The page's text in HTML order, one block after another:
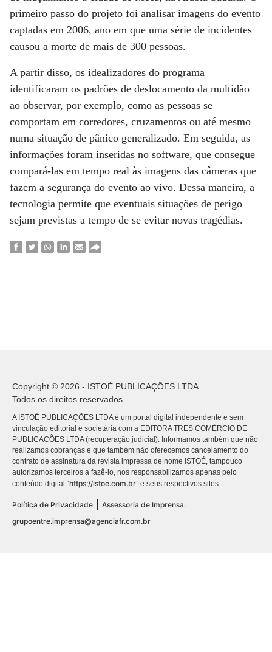
primeiro passo do projeto foi analisar imagens do evento
captadas em 2006, ano em que uma série de incidentes
causou a morte de mais de 300 pessoas.
A partir disso, os idealizadores do programa
identificaram os padrões de deslocamento da multidão
ao observar, por exemplo, como as pessoas se
comportam em corredores, cruzamentos ou até mesmo
numa situação de pânico generalizado. Em seguida, as
informações foram inseridas no software, que consegue
compará-las em tempo real às imagens das câmeras que
fazem a segurança do evento ao vivo. Dessa maneira, a
tecnologia permite que eventuais situações de perigo
sejam previstas a tempo de se evitar novas tragédias.
Copyright © 2026 - ISTOÉ PUBLICAÇÕES LTDA
Todos os direitos reservados.
A ISTOÉ PUBLICAÇÕES LTDA é um portal digital independente e sem
vinculação editorial e societária com a EDITORA TRES COMÉRCIO DE
PUBLICACÕES LTDA (recuperação judicial). Informamos também que não
realizamos cobranças e que também não oferecemos cancelamento do
contrato de assinatura da revista impressa de nome ISTOÉ, tampouco
autorizamos terceiros a fazê-lo, nos responsabilizamos apenas pelo
conteúdo digital “https://istoe.com.br” e seus respectivos sites.
Política de Privacidade
Assessoria de Imprensa:
grupoentre.imprensa@agenciafr.com.br